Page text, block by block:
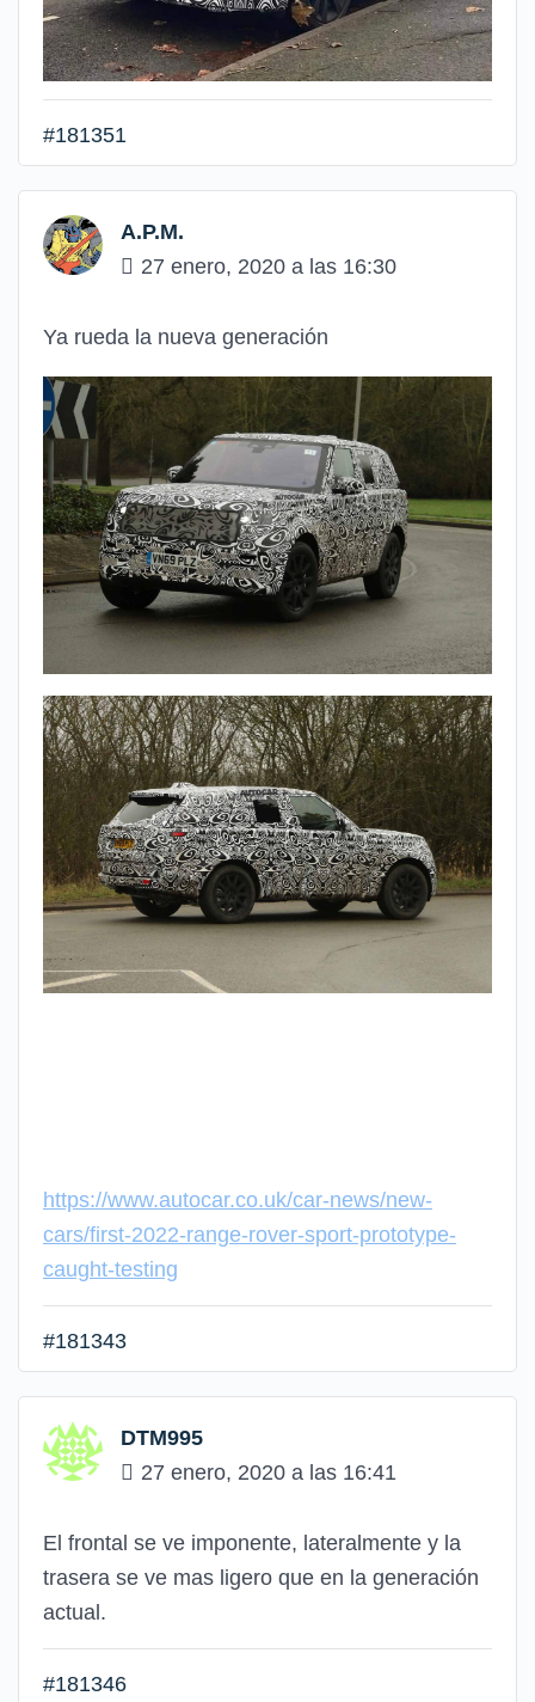
#181351
A.P.M.
27 enero, 2020 a las 16:30
Ya rueda la nueva generación
https://www.autocar.co.uk/car-news/new-
cars/first-2022-range-rover-sport-prototype-
caught-testing
#181343
DTM995
27 enero, 2020 a las 16:41
El frontal se ve imponente, lateralmente y la
trasera se ve mas ligero que en la generación
actual.
#181346